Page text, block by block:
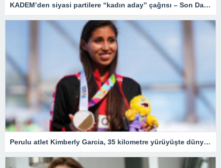
KADEM’den siyasi partilere “kadın aday” çağrısı – Son Dakika Türkiye Haberleri
Perulu atlet Kimberly Garcia, 35 kilometre yürüyüşte dünya rekoru kırdı – Son Dakika Spor Haberleri